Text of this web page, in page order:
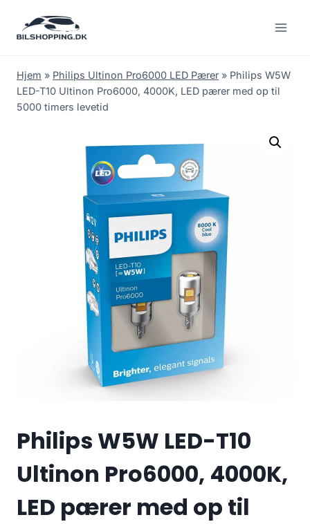
Hjem » Philips Ultinon Pro6000 LED Pærer » Philips W5W
LED-T10 Ultinon Pro6000, 4000K, LED pærer med op til
5000 timers levetid
Philips W5W LED-T10
Ultinon Pro6000, 4000K,
LED pærer med op til